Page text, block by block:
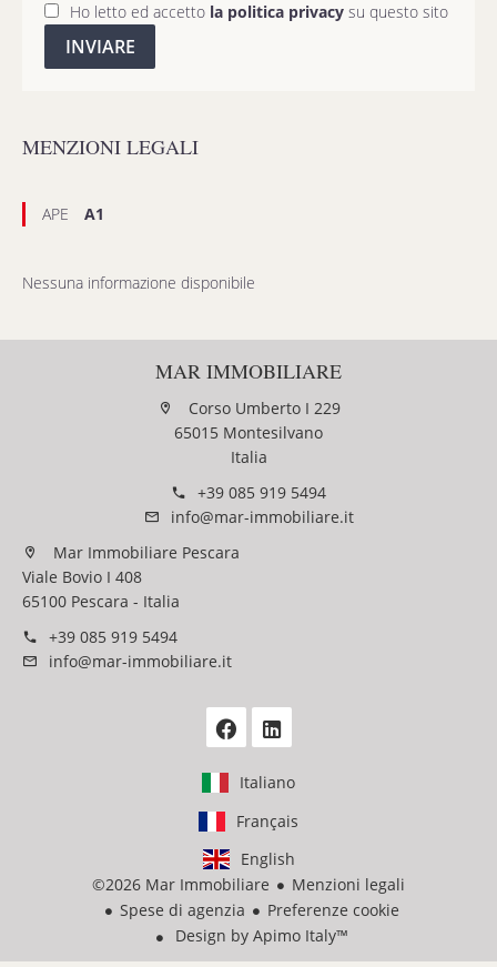
Ho letto ed accetto la politica privacy su questo sito
INVIARE
MENZIONI LEGALI
APE A1
Nessuna informazione disponibile
MAR IMMOBILIARE
Corso Umberto I 229
65015 Montesilvano
Italia
+39 085 919 5494
info@mar-immobiliare.it
Mar Immobiliare Pescara
Viale Bovio I 408
65100 Pescara - Italia
+39 085 919 5494
info@mar-immobiliare.it
Italiano
Français
English
©2026 Mar Immobiliare
Menzioni legali
Spese di agenzia
Preferenze cookie
Design by Apimo Italy™